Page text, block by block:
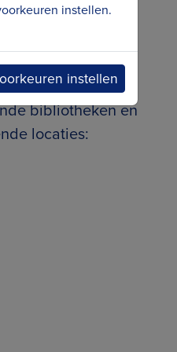
bibliotheken en
locaties:
instellen.
instellen